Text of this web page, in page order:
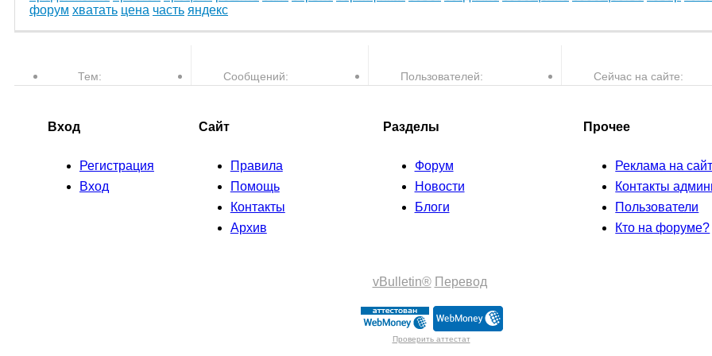
форум хватать цена часть яндекс
Тем: Сообщений: Пользователей: Сейчас на сайте:
Вход
Регистрация
Вход
Сайт
Правила
Помощь
Контакты
Архив
Разделы
Форум
Новости
Блоги
Прочее
Реклама на
Контакты
Пользователи
Кто на форуме?
vBulletin® Перевод
Проверить аттестат